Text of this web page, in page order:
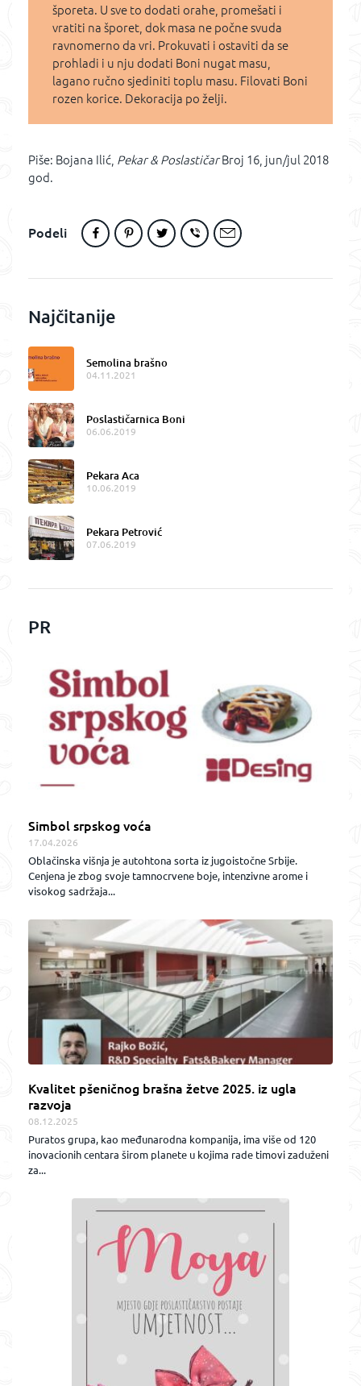
šporeta. U sve to dodati orahe, promešati i
vratiti na šporet, dok masa ne počne svuda
ravnomerno da vri. Prokuvati i ostaviti da se
prohladi i u nju dodati Boni nugat masu,
lagano ručno sjediniti toplu masu. Filovati Boni
rozen korice. Dekoracija po želji.
Piše: Bojana Ilić, Pekar & PoslastičarBroj 16, jun/jul 2018
god.
Podeli
Najčitanije
Semolina brašno
04.11.2021
Poslastičarnica Boni
06.06.2019
Pekara Aca
10.06.2019
Pekara Petrović
07.06.2019
PR
Simbol srpskog voća
17.04.2026
Oblačinska višnja je autohtona sorta iz jugoistočne Srbije.
Cenjena je zbog svoje tamnocrvene boje, intenzivne arome i
visokog sadržaja...
Kvalitet pšeničnog brašna žetve 2025. iz ugla
razvoja
08.12.2025
Puratos grupa, kao međunarodna kompanija, ima više od 120
inovacionih centara širom planete u kojima rade timovi zaduženi
za...